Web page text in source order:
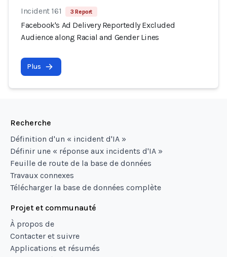
Incident 161 3 Report
Facebook's Ad Delivery Reportedly Excluded
Audience along Racial and Gender Lines
Plus
Recherche
Définition d'un « incident d'IA »
Définir une « réponse aux incidents d'IA »
Feuille de route de la base de données
Travaux connexes
Télécharger la base de données complète
Projet et communauté
À propos de
Contacter et suivre
Applications et résumés